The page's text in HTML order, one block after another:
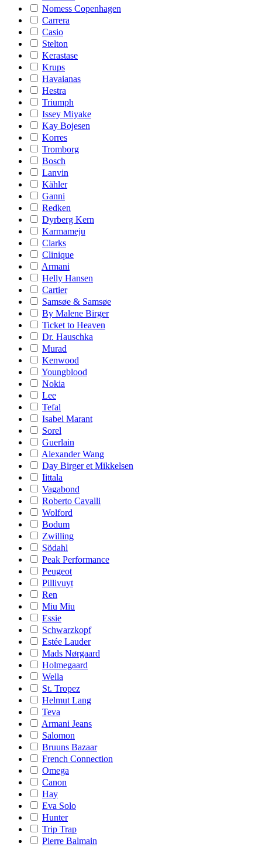
Nomess Copenhagen
Carrera
Casio
Stelton
Kerastase
Krups
Havaianas
Hestra
Triumph
Issey Miyake
Kay Bojesen
Korres
Tromborg
Bosch
Lanvin
Kähler
Ganni
Redken
Dyrberg Kern
Karmameju
Clarks
Clinique
Armani
Helly Hansen
Cartier
Samsøe & Samsøe
By Malene Birger
Ticket to Heaven
Dr. Hauschka
Murad
Kenwood
Youngblood
Nokia
Lee
Tefal
Isabel Marant
Sorel
Guerlain
Alexander Wang
Day Birger et Mikkelsen
Iittala
Vagabond
Roberto Cavalli
Wolford
Bodum
Zwilling
Södahl
Peak Performance
Peugeot
Pillivuyt
Ren
Miu Miu
Essie
Schwarzkopf
Estée Lauder
Mads Nørgaard
Holmegaard
Wella
St. Tropez
Helmut Lang
Teva
Armani Jeans
Salomon
Bruuns Bazaar
French Connection
Omega
Canon
Hay
Eva Solo
Hunter
Trip Trap
Pierre Balmain